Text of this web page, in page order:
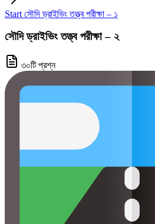
Start সৌদি ড্রাইভিং তত্ত্ব পরীক্ষা – ১
সৌদি ড্রাইভিং তত্ত্ব পরীক্ষা – ২
৩০টি প্রশ্ন